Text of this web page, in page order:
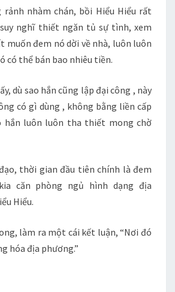
rảnh nhàm chán, bồi Hiểu Hiểu rất
nghĩ thiết ngăn tủ sự tình, xem
đem nó dời về nhà, luôn luôn
có thể bán bao nhiêu tiền.
dù sao hắn cũng lập đại công , này
có gì dùng , không bằng liền cấp
hắn luôn luôn tha thiết mong chờ
thời gian đầu tiên chính là đem
căn phòng ngủ hình dạng địa
Hiểu.
làm ra một cái kết luận, “Nơi đó
hóa địa phương.”